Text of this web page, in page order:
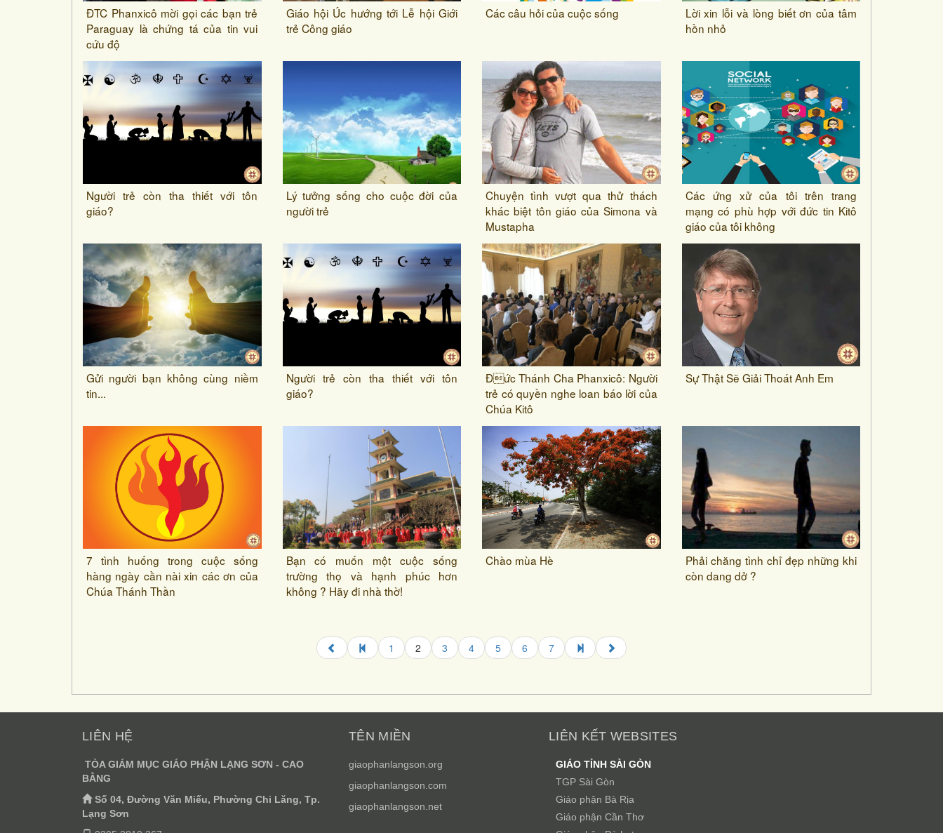
ĐTC Phanxicô mời gọi các bạn trẻ
Paraguay là chứng tá của tin vui
cứu độ
Giáo hội Úc hướng tới Lễ hội Giới
trẻ Công giáo
Các câu hỏi của cuộc sống
Lời xin lỗi và lòng biết ơn của tâm
hồn nhỏ
Người trẻ còn tha thiết với tôn
giáo?
Lý tưởng sống cho cuộc đời của
người trẻ
Chuyện tình vượt qua thử thách
khác biệt tôn giáo của Simona và
Mustapha
Các ứng xử của tôi trên trang
mạng có phù hợp với đức tin Kitô
giáo của tôi không
Gửi người bạn không cùng niềm
tin...
Người trẻ còn tha thiết với tôn
giáo?
Đức Thánh Cha Phanxicô: Người
trẻ có quyền nghe loan báo lời của
Chúa Kitô
Sự Thật Sẽ Giải Thoát Anh Em
7 tình huống trong cuộc sống
hàng ngày cần nài xin các ơn của
Chúa Thánh Thần
Bạn có muốn một cuộc sống
trường thọ và hạnh phúc hơn
không ? Hãy đi nhà thờ!
Chào mùa Hè
Phải chăng tình chỉ đẹp những khi
còn dang dở ?
1 2 3 4 5 6 7
LIÊN HỆ
TÒA GIÁM MỤC GIÁO PHẬN LẠNG SƠN - CAO
BẰNG
Số 04, Đường Văn Miếu, Phường Chi Lăng, Tp.
Lạng Sơn
TÊN MIỀN
giaophanlangson.org
giaophanlangson.com
giaophanlangson.net
LIÊN KẾT WEBSITES
GIÁO TỈNH SÀI GÒN
TGP Sài Gòn
Giáo phận Bà Rịa
Giáo phận Cần Thơ